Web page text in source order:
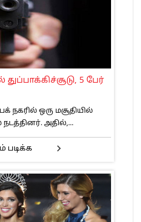
5 பேர்
நகரில் ஒரு மசூதியில்
அதில்,...
படிக்க